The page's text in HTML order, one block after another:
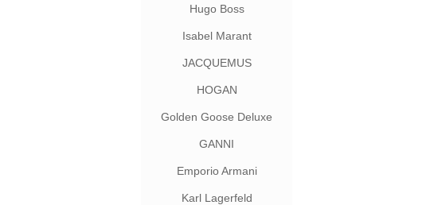
Hugo Boss
Isabel Marant
JACQUEMUS
HOGAN
Golden Goose Deluxe
GANNI
Emporio Armani
Karl Lagerfeld